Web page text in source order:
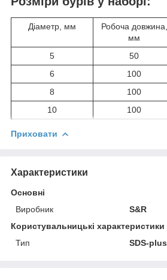
Діаметр, мм
Робоча довжина,
мм
5 50
6
100
8
100
10
100
Приховати
Характеристики
Основні
Виробник
S&R
Користувальницькі характеристики
Тип
SDS-plus